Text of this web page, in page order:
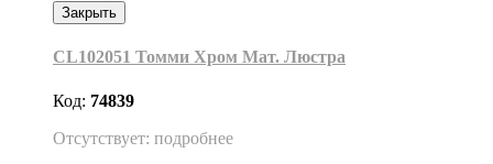
Закрыть
CL102051 Томми Хром Мат. Люстра
Код: 74839
Отсутствует: подробнее